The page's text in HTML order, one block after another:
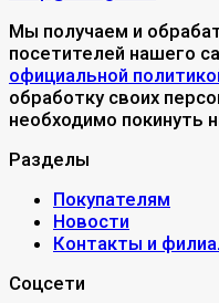
Мы получаем и
посетителей нашего
официальной
обработку своих
необходимо покинуть
Разделы
Покупателям
Новости
Контакты и
Соцсети